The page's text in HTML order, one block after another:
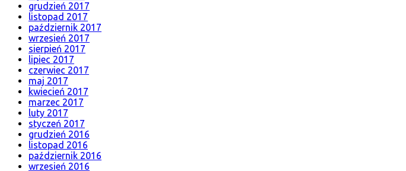
grudzień 2017
listopad 2017
październik 2017
wrzesień 2017
sierpień 2017
lipiec 2017
czerwiec 2017
maj 2017
kwiecień 2017
marzec 2017
luty 2017
styczeń 2017
grudzień 2016
listopad 2016
październik 2016
wrzesień 2016